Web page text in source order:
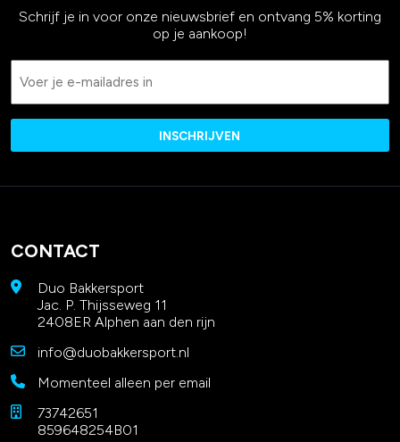
Schrijf je in voor onze nieuwsbrief en ontvang 5% korting
op je aankoop!
CONTACT
Duo Bakkersport
Jac. P. Thijsseweg 11
2408ER Alphen aan den rijn
info@duobakkersport.nl
Momenteel alleen per email
73742651
859648254B01